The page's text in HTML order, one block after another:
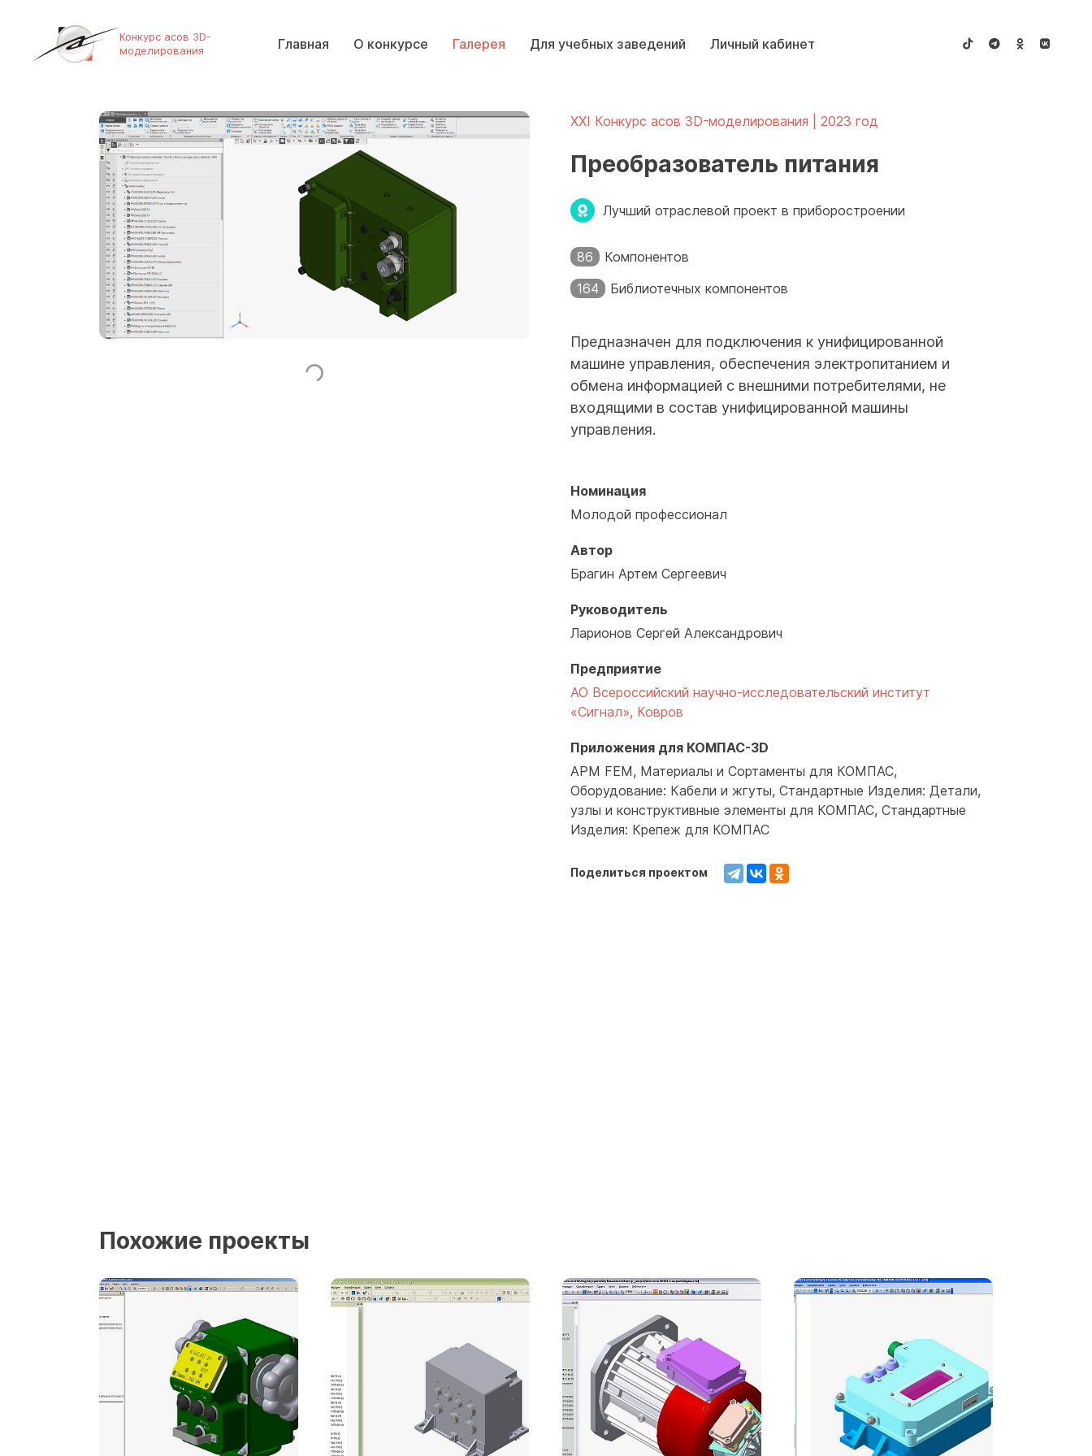
Конкурс асов 3D-
моделирования
Главная О конкурсе Галерея Для учебных заведений Личный кабинет
XXI Конкурс асов 3D-моделирования | 2023 год
Преобразователь питания
Лучший отраслевой проект в приборостроении
86
Компонентов
164
Библиотечных компонентов
Предназначен для подключения к унифицированной
машине управления, обеспечения электропитанием и
обмена информацией с внешними потребителями, не
входящими в состав унифицированной машины
управления.
Номинация
Молодой профессионал
Автор
Брагин Артем Сергеевич
Руководитель
Ларионов Сергей Александрович
Предприятие
АО Всероссийский научно-исследовательский институт
«Сигнал», Ковров
Приложения для КОМПАС-3D
APM FEM, Материалы и Сортаменты для КОМПАС,
Оборудование: Кабели и жгуты, Стандартные Изделия: Детали,
узлы и конструктивные элементы для КОМПАС, Стандартные
Изделия: Крепеж для КОМПАС
Поделиться проектом
Похожие проекты